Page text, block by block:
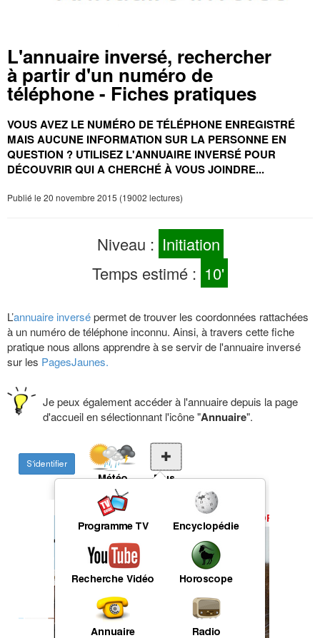
L'annuaire inversé, rechercher
à partir d'un numéro de
téléphone - Fiches pratiques
VOUS AVEZ LE NUMÉRO DE TÉLÉPHONE ENREGISTRÉ
MAIS AUCUNE INFORMATION SUR LA PERSONNE EN
QUESTION ? UTILISEZ L'ANNUAIRE INVERSÉ POUR
DÉCOUVRIR QUI A CHERCHÉ À VOUS JOINDRE...
Publié le 20 novembre 2015 (19002 lectures)
Niveau : Initiation
Temps estimé : 10'
L’annuaire inversépermet de trouver les coordonnées rattachées
à un numéro de téléphone inconnu. Ainsi, à travers cette fiche
pratique nous allons apprendre à se servir de l'annuaire inversé
sur les PagesJaunes.
Je peux également accéder à l'annuaire depuis la page
d'accueil en sélectionnant l'icône "Annuaire".